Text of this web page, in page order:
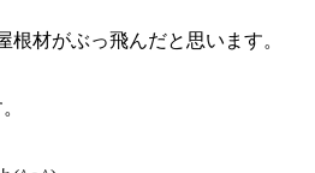
材がぶっ飛んだと思います。